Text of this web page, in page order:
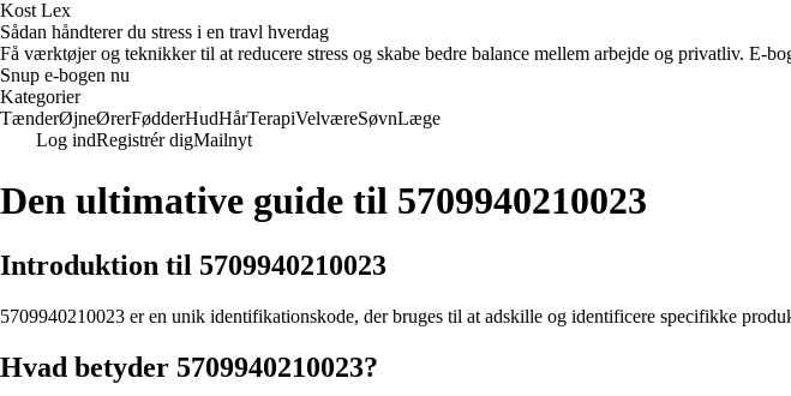
Kost Lex
Sådan håndterer du stress i en travl hverdag
Få værktøjer og teknikker til at reducere stress og skabe bedre balance mellem arbejde og privatliv. E-
Snup e-bogen nu
Kategorier
TænderØjneØrerFødderHudHårTerapiVelværeSøvnLæge
Log indRegistrér digMailnyt
Den ultimative guide til 5709940210023
Introduktion til 5709940210023
5709940210023 er en unik identifikationskode, der bruges til at adskille og identificere specifikke
Hvad betyder 5709940210023?